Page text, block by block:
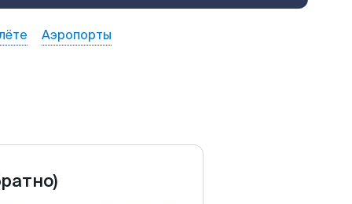
Аэропорты